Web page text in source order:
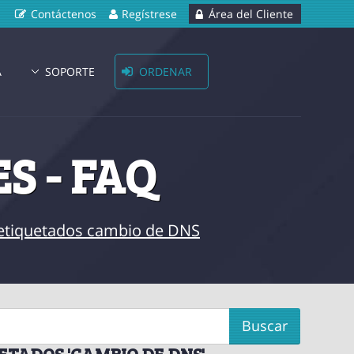
Contáctenos Regístrese Área del Cliente
SOPORTE ORDENAR
- FAQ
cambio de DNS